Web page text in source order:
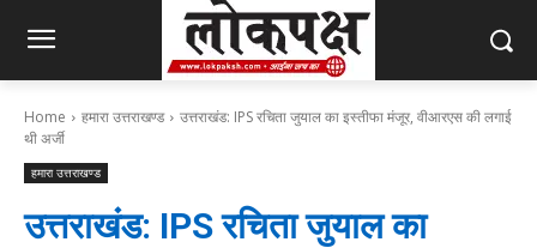
Home हमारा उत्तराखण्ड
उत्तराखंड: IPS रचिता जुयाल का इस्तीफा मंजूर, वीआरएस की लगाई
थी अर्जी
हमारा उत्तराखण्ड
उत्तराखंड: IPS रचिता जुयाल का